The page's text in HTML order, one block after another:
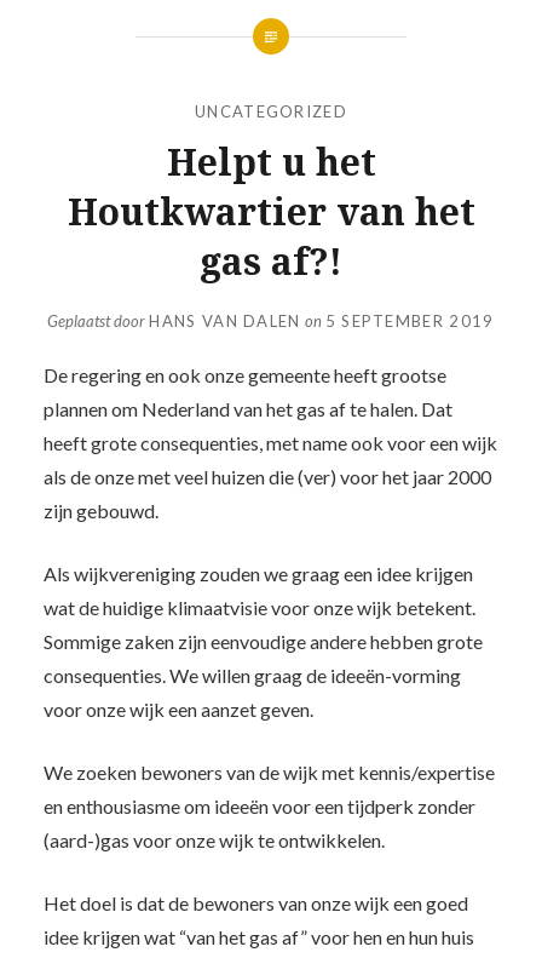
UNCATEGORIZED
Helpt u het
Houtkwartier van het
gas af?!
Geplaatst doorHANS VAN DALEN on 5 SEPTEMBER 2019
De regering en ook onze gemeente heeft grootse
plannen om Nederland van het gas af te halen. Dat
heeft grote consequenties, met name ook voor een wijk
als de onze met veel huizen die (ver) voor het jaar 2000
zijn gebouwd.
Als wijkvereniging zouden we graag een idee krijgen
wat de huidige klimaatvisie voor onze wijk betekent.
Sommige zaken zijn eenvoudige andere hebben grote
consequenties. We willen graag de ideeën-vorming
voor onze wijk een aanzet geven.
We zoeken bewoners van de wijk met kennis/expertise
en enthousiasme om ideeën voor een tijdperk zonder
(aard-)gas voor onze wijk te ontwikkelen.
Het doel is dat de bewoners van onze wijk een goed
idee krijgen wat “van het gas af” voor hen en hun huis